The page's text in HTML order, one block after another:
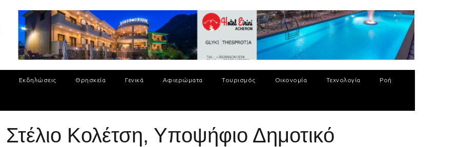
Εκδηλώσεις Θρησκεία Γενικά Αφιερώματα Τουρισμός Οικονομία Τεχνολογία Ροή
Στέλιο Κολέτση, Υποψήφιο Δημοτικό